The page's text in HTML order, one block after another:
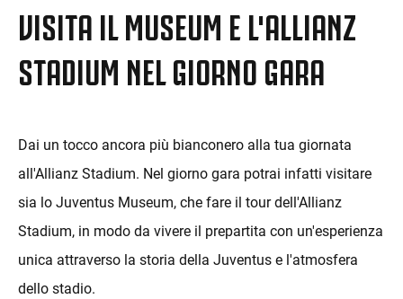
VISITA IL MUSEUM E L'ALLIANZ
STADIUM NEL GIORNO GARA
Dai un tocco ancora più bianconero alla tua giornata
all'Allianz Stadium. Nel giorno gara potrai infatti visitare
sia lo Juventus Museum, che fare il tour dell'Allianz
Stadium, in modo da vivere il prepartita con un'esperienza
unica attraverso la storia della Juventus e l'atmosfera
dello stadio.